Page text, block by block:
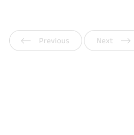
Anterior